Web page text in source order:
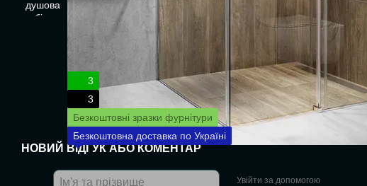
3
3
Безкоштовні зразки фурнітури
Безкоштовна доставка по Україні
НОВИЙ ВІДГУК АБО КОМЕНТАР
Увійти за допомогою